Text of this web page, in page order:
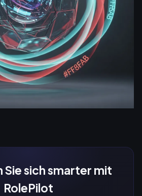
Sie sich smarter mit
RolePilot